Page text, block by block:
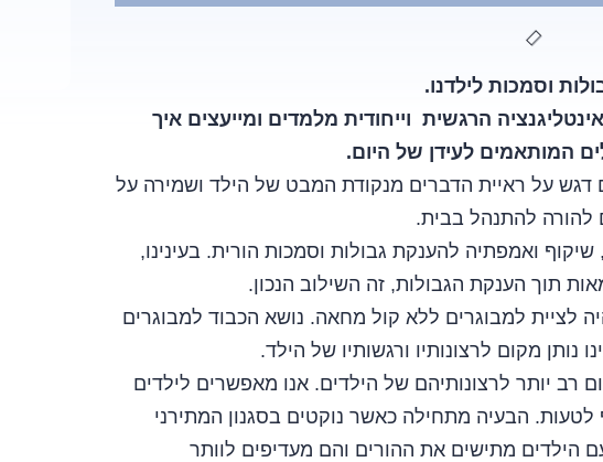
וסמכות לילדנו.
הרגשית וייחודית מלמדים ומייעצים איך
המותאמים לעידן של היום.
דגש על ראיית הדברים מנקודת המבט של הילד ושמירה על
להורה להתנהל בבית.
ואמפתיה להענקת גבולות וסמכות הורית. בעינינו,
תוך הענקת הגבולות, זה השילוב הנכון.
לציית למבוגרים ללא קול מחאה. נושא הכבוד למבוגרים
נותן מקום לרצונותיו ורגשותיו של הילד.
רב יותר לרצונותיהם של הילדים. אנו מאפשרים לילדים
הבעיה מתחילה כאשר נוקטים בסגנון המתירני
הילדים מתישים את ההורים והם מעדיפים לוותר